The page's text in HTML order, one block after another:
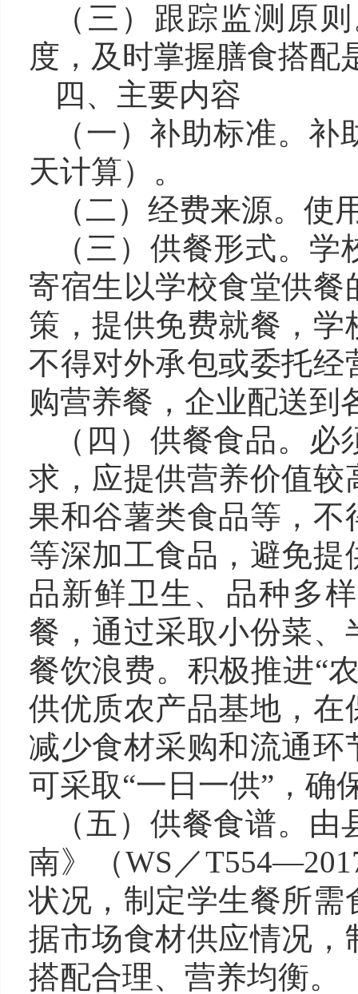
（三 ） 跟踪监测原
度，及时掌握膳食搭配
四、主要内容
（一 ）补助标准。补
天计算）。
（二） 经费来源。 使
（三 ） 供餐形式。 学
寄宿生以学校食堂供
策，提供免费就餐，
不得对外承包或委托
购营养餐，企业配送到
（四 ） 供餐食品。 必
求 ， 应提供营养价值
果和谷薯类食品等，
等深加工食品，避免
品新鲜卫生、品种多
餐，通过采取小份菜
餐饮浪费。积极推进“
供优质农产品基地，
减少食材采购和流通
可采取“一日一供”，确
（五 ） 供餐食谱。 由
南》
（WS／
状况，制定学生餐所
据市场食材供应情况
搭配合理、营养均衡。